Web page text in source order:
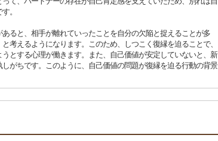
。
ると、相手が離れていったことを自分の欠陥と捉えることが多
考えるようになります。このため、しつこく復縁を迫ることで、
とする心理が働きます。また、自己価値が安定していないと、新
がちです。このように、自己価値の問題が復縁を迫る行動の背景